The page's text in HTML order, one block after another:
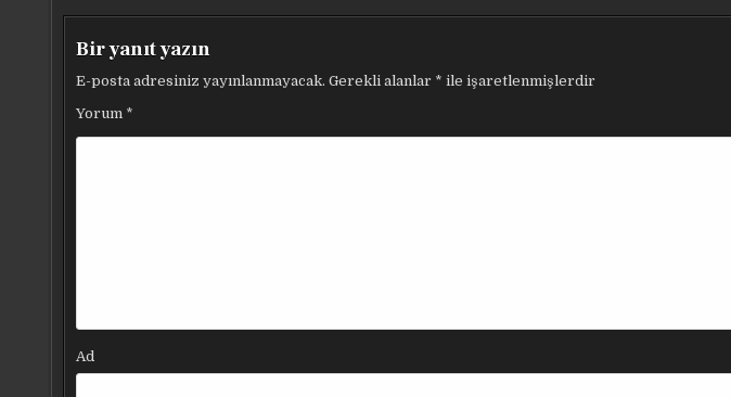
Bir yanıt yazın
E-posta adresiniz yayınlanmayacak. Gerekli alanlar * ile işaretlenmişlerdir
Yorum *
Ad